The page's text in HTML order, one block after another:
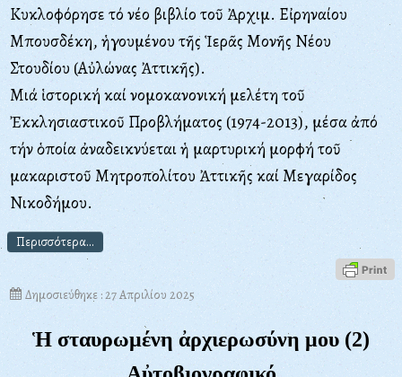
Κυκλοφόρησε τό νέο βιβλίο τοῦ Ἀρχιμ. Εἰρηναίου
Μπουσδέκη, ἡγουμένου τῆς Ἱερᾶς Μονῆς Νέου
Στουδίου (Αὐλώνας Ἀττικῆς).
Μιά ἱστορική καί νομοκανονική μελέτη τοῦ
Ἐκκλησιαστικοῦ Προβλήματος (1974-2013), μέσα ἀπό
τήν ὁποία ἀναδεικνύεται ἡ μαρτυρική μορφή τοῦ
μακαριστοῦ Μητροπολίτου Ἀττικῆς καί Μεγαρίδος
Νικοδήμου.
Περισσότερα...
Δημοσιεύθηκε : 27 Απριλίου 2025
Ἡ σταυρωμένη ἀρχιερωσύνη μου (2)